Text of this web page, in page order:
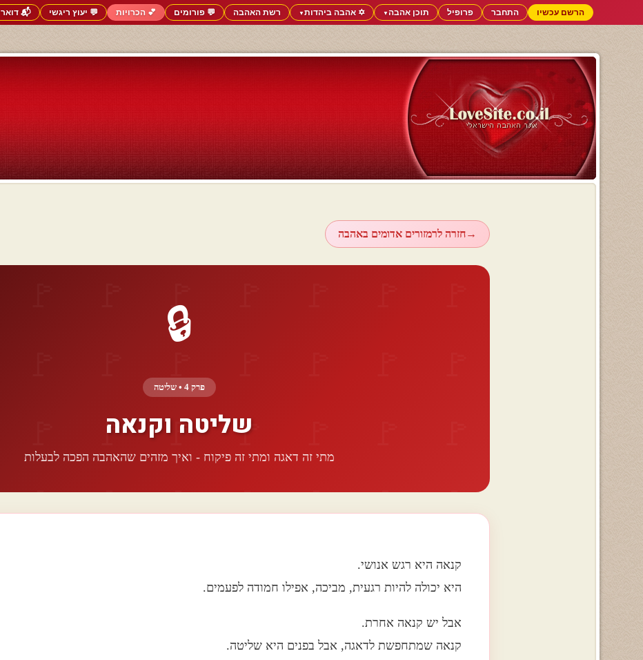
הרשם עכשיו התחבר פרופיל תוכן אהבה▼ ✡️ אהבה ביהדות▼ רשת האהבה 💬 פורומים 💕 הכרויות 💬 יעוץ ריגשי 📬 דואר
→חזרה לרמזורים אדומים באהבה
🔒
פרק 4 • שליטה
שליטה וקנאה
מתי זה דאגה ומתי זה פיקוח - ואיך מזהים שהאהבה הפכה לבעלות
קנאה היא רגש אנושי.
היא יכולה להיות רגעית, מביכה, אפילו חמודה לפעמים.
אבל יש קנאה אחרת.
קנאה שמתחפשת לדאגה, אבל בפנים היא שליטה.